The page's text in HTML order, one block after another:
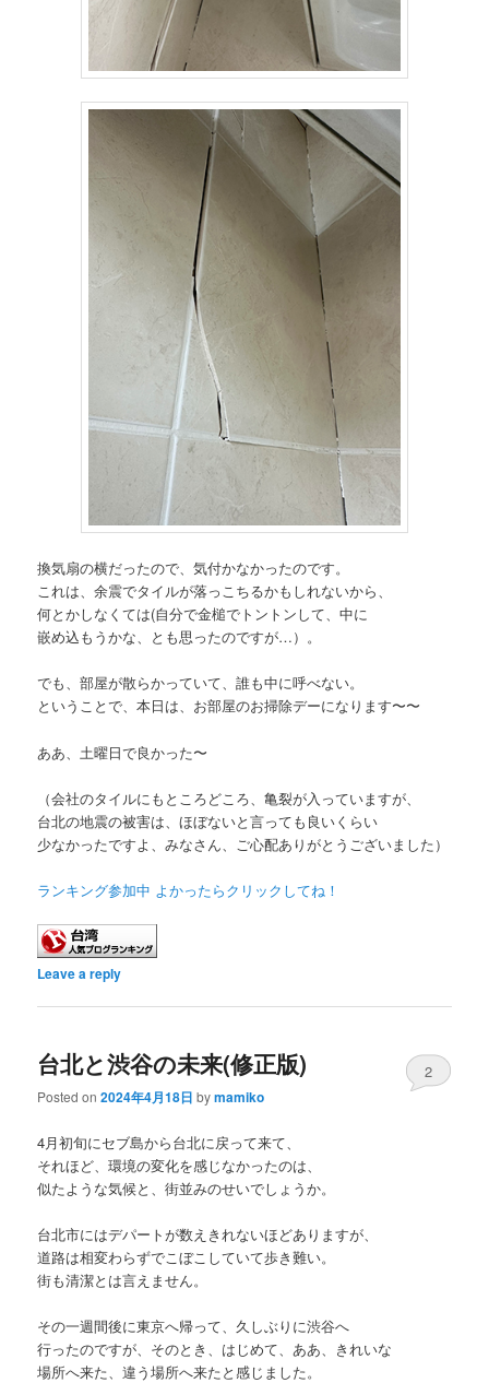
換気扇の横だったので、気付かなかったのです。
これは、余震でタイルが落っこちるかもしれないから、
何とかしなくては(自分で金槌でトントンして、中に
嵌め込もうかな、とも思ったのですが…）。
でも、部屋が散らかっていて、誰も中に呼べない。
ということで、本日は、お部屋のお掃除デーになります〜〜
ああ、土曜日で良かった〜
（会社のタイルにもところどころ、亀裂が入っていますが、
台北の地震の被害は、ほぼないと言っても良いくらい
少なかったですよ、みなさん、ご心配ありがとうございました）
ランキング参加中 よかったらクリックしてね！
Leave a reply
台北と渋谷の未来(修正版)
Posted on2024年4月18日 bymamiko
2
4月初旬にセブ島から台北に戻って来て、
それほど、環境の変化を感じなかったのは、
似たような気候と、街並みのせいでしょうか。
台北市にはデパートが数えきれないほどありますが、
道路は相変わらずでこぼこしていて歩き難い。
街も清潔とは言えません。
その一週間後に東京へ帰って、久しぶりに渋谷へ
行ったのですが、そのとき、はじめて、ああ、きれいな
場所へ来た、違う場所へ来たと感じました。